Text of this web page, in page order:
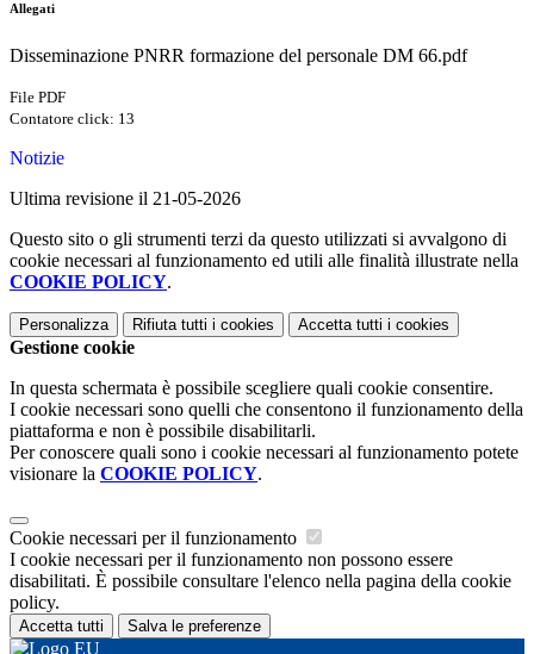
Allegati
Disseminazione PNRR formazione del personale DM 66.pdf
File PDF
Contatore click: 13
Notizie
Ultima revisione il 21-05-2026
Questo sito o gli strumenti terzi da questo utilizzati si avvalgono di
cookie necessari al funzionamento ed utili alle finalità illustrate nella
COOKIE POLICY.
Personalizza Rifiuta tutti i cookies Accetta tutti i cookies
Gestione cookie
In questa schermata è possibile scegliere quali cookie consentire.
I cookie necessari sono quelli che consentono il funzionamento della
piattaforma e non è possibile disabilitarli.
Per conoscere quali sono i cookie necessari al funzionamento potete
visionare la COOKIE POLICY.
Cookie necessari per il funzionamento
I cookie necessari per il funzionamento non possono essere
disabilitati. È possibile consultare l'elenco nella pagina della cookie
policy.
Accetta tutti Salva le preferenze